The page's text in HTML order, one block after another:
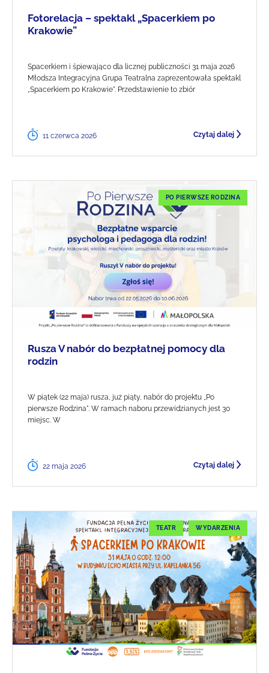
Fotorelacja – spektakl „Spacerkiem po
Krakowie”
Spacerkiem i śpiewająco dla licznej publiczności 31 maja 2026
Młodsza Integracyjna Grupa Teatralna zaprezentowała spektakl
„Spacerkiem po Krakowie". Przedstawienie to zbiór
11 czerwca 2026 Czytaj dalej
PO PIERWSZE RODZINA
Rusza V nabór do bezpłatnej pomocy dla
rodzin
W piątek (22 maja) rusza, już piąty, nabór do projektu „Po
pierwsze Rodzina". W ramach naboru przewidzianych jest 30
miejsc. W
22 maja 2026 Czytaj dalej
TEATR WYDARZENIA